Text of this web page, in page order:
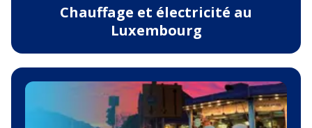
Chauffage et électricité au
Luxembourg